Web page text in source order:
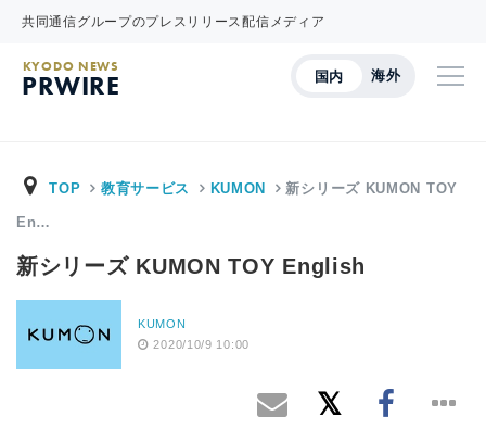
共同通信グループのプレスリリース配信メディア
国内 海外
KYODO NEWS
PRWIRE
TOP 教育サービス KUMON 新シリーズ KUMON TOY
En…
新シリーズ KUMON TOY English
KUMON
2020/10/9 10:00